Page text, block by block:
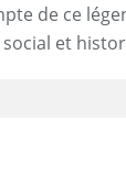
de ce
et